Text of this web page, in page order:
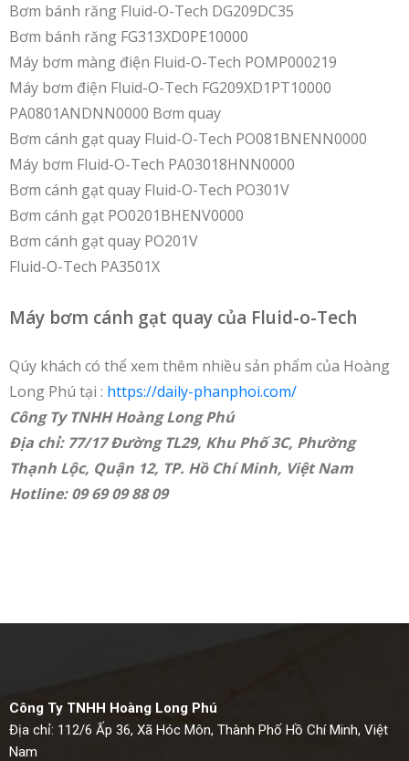
Bơm bánh răng Fluid-O-Tech DG209DC35
Bơm bánh răng FG313XD0PE10000
Máy bơm màng điện Fluid-O-Tech POMP000219
Máy bơm điện Fluid-O-Tech FG209XD1PT10000
PA0801ANDNN0000 Bơm quay
Bơm cánh gạt quay Fluid-O-Tech PO081BNENN0000
Máy bơm Fluid-O-Tech PA03018HNN0000
Bơm cánh gạt quay Fluid-O-Tech PO301V
Bơm cánh gạt PO0201BHENV0000
Bơm cánh gạt quay PO201V
Fluid-O-Tech PA3501X
Máy bơm cánh gạt quay của Fluid-o-Tech
Qúy khách có thể xem thêm nhiều sản phẩm của Hoàng
Long Phú tại : https://daily-phanphoi.com/
Công Ty TNHH Hoàng Long Phú
Địa chỉ: 77/17 Đường TL29, Khu Phố 3C, Phường
Thạnh Lộc, Quận 12, TP. Hồ Chí Minh, Việt Nam
Hotline: 09 69 09 88 09
Công Ty TNHH Hoàng Long Phú
Địa chỉ: 112/6 Ấp 36, Xã Hóc Môn, Thành Phố Hồ Chí Minh, Việt
Nam